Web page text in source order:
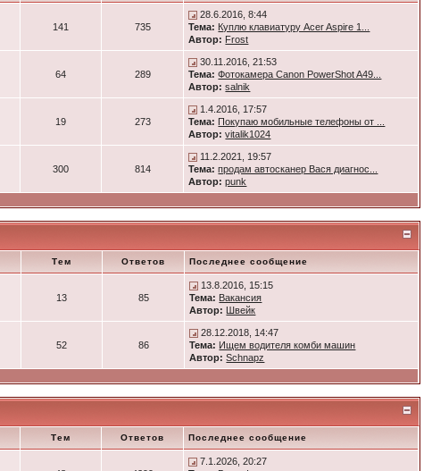
141 735
28.6.2016, 8:44
Тема: Куплю клавиатуру Acer Aspire 1...
Автор: Frost
64 289
30.11.2016, 21:53
Тема: Фотокамера Canon PowerShot A49...
Автор: salnik
19 273
1.4.2016, 17:57
Тема: Покупаю мобильные телефоны от ...
Автор: vitalik1024
300 814
11.2.2021, 19:57
Тема: продам автосканер Вася диагнос...
Автор: punk
Тем Ответов Последнее сообщение
13 85
13.8.2016, 15:15
Тема: Вакансия
Автор: Швейк
52 86
28.12.2018, 14:47
Тема: Ищем водителя комби машин
Автор: Schnapz
Тем Ответов Последнее сообщение
7.1.2026, 20:27